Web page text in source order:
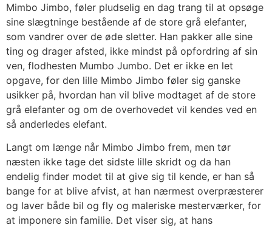
Mimbo Jimbo, føler pludselig en dag trang til at opsøge
sine slægtninge bestående af de store grå elefanter,
som vandrer over de øde sletter. Han pakker alle sine
ting og drager afsted, ikke mindst på opfordring af sin
ven, flodhesten Mumbo Jumbo. Det er ikke en let
opgave, for den lille Mimbo Jimbo føler sig ganske
usikker på, hvordan han vil blive modtaget af de store
grå elefanter og om de overhovedet vil kendes ved en
så anderledes elefant.
Langt om længe når Mimbo Jimbo frem, men tør
næsten ikke tage det sidste lille skridt og da han
endelig finder modet til at give sig til kende, er han så
bange for at blive afvist, at han nærmest overpræsterer
og laver både bil og fly og maleriske mesterværker, for
at imponere sin familie. Det viser sig, at hans